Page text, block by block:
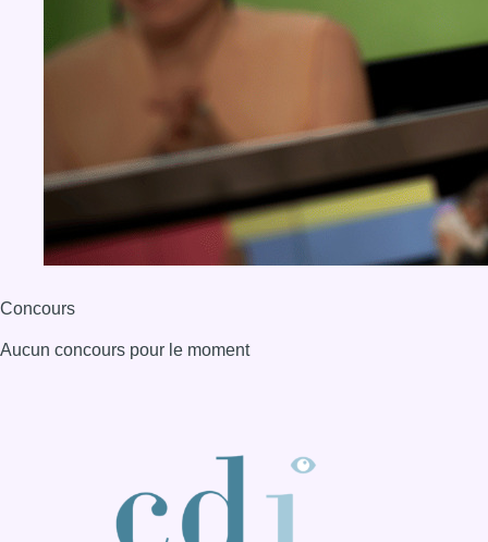
Concours
Aucun concours pour le moment